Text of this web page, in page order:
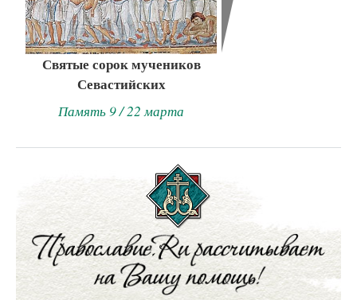
Святые сорок мучеников
Севастийских
Память 9 / 22 марта